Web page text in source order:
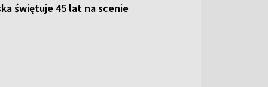
świętuje 45 lat na scenie